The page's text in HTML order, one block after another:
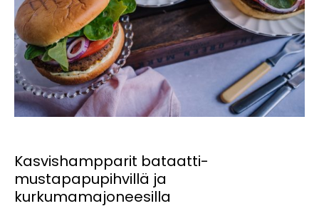
Kasvishampparit bataatti-
mustapapupihvillä ja
kurkumamajoneesilla